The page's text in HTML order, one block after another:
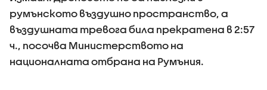
румънското въздушно пространство, а
въздушната тревога била прекратена в 2:57
ч., посочва Министерството на
националната отбрана на Румъния.